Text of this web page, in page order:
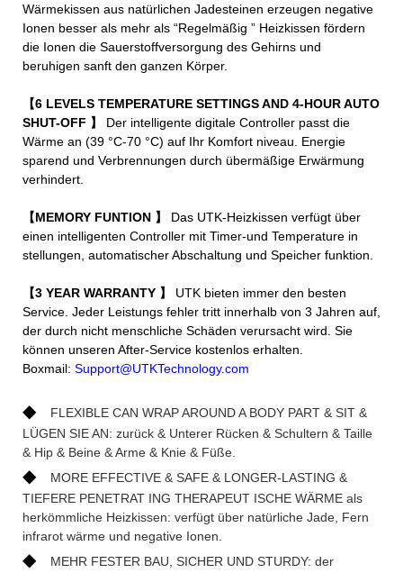
Wärmekissen aus natürlichen Jadesteinen erzeugen negative
Ionen besser als mehr als “Regelmäßig ” Heizkissen fördern
die Ionen die Sauerstoffversorgung des Gehirns und
beruhigen sanft den ganzen Körper.
【6 LEVELS TEMPERATURE SETTINGS AND 4-HOUR AUTO
SHUT-OFF 】 Der intelligente digitale Controller passt die
Wärme an (39 °C-70 °C) auf Ihr Komfort niveau. Energie
sparend und Verbrennungen durch übermäßige Erwärmung
verhindert.
【MEMORY FUNTION 】 Das UTK-Heizkissen verfügt über
einen intelligenten Controller mit Timer-und Temperature in
stellungen, automatischer Abschaltung und Speicher funktion.
【3 YEAR WARRANTY 】 UTK bieten immer den besten
Service. Jeder Leistungs fehler tritt innerhalb von 3 Jahren auf,
der durch nicht menschliche Schäden verursacht wird. Sie
können unseren After-Service kostenlos erhalten.
Boxmail: Support@UTKTechnology.com
◆
FLEXIBLE CAN WRAP AROUND A BODY PART & SIT &
LÜGEN SIE AN: zurück & Unterer Rücken & Schultern & Taille
& Hip & Beine & Arme & Knie & Füße.
◆
MORE EFFECTIVE & SAFE & LONGER-LASTING &
TIEFERE PENETRAT ING THERAPEUT ISCHE WÄRME als
herkömmliche Heizkissen: verfügt über natürliche Jade, Fern
infrarot wärme und negative Ionen.
◆
MEHR FESTER BAU, SICHER UND STURDY: der